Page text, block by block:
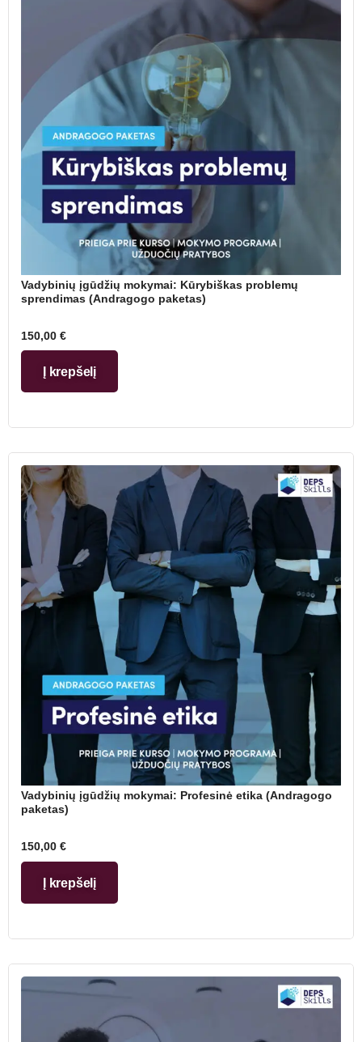
Vadybinių įgūdžių mokymai: Kūrybiškas problemų
sprendimas (Andragogo paketas)
150,00 €
Į krepšelį
Vadybinių įgūdžių mokymai: Profesinė etika (Andragogo
paketas)
150,00 €
Į krepšelį